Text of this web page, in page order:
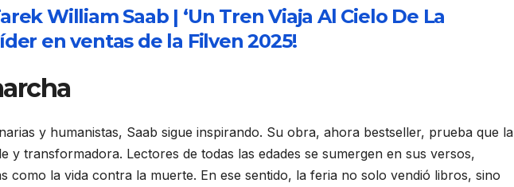
William Saab | ‘Un Tren Viaja Al Cielo De La
en ventas de la Filven 2025!
y humanistas, Saab sigue inspirando. Su obra, ahora bestseller, prueba que la
y transformadora. Lectores de todas las edades se sumergen en sus versos,
como la vida contra la muerte. En ese sentido, la feria no solo vendió libros, sino